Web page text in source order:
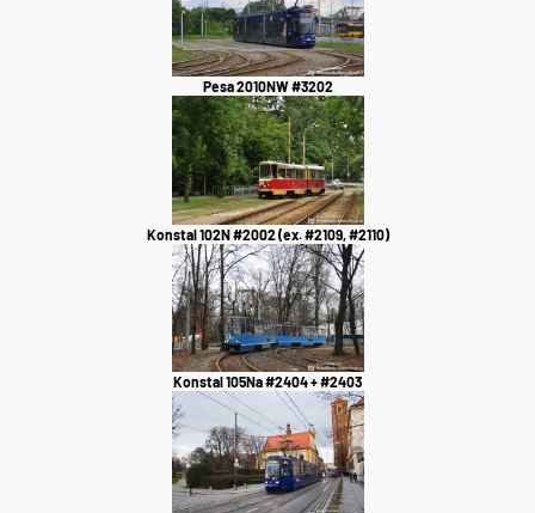
Pesa 2010NW #3202
Konstal 102N #2002 (ex. #2109, #2110)
Konstal 105Na #2404 + #2403